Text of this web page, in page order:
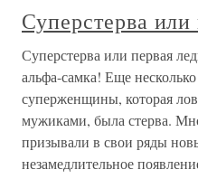
Суперстерва или
Суперстерва или первая
альфа-самка! Еще
суперженщины, которая
мужиками, была стерва.
призывали в свои ряды
незамедлительное